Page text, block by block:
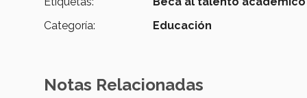
Categoría:
Educación
Notas Relacionadas